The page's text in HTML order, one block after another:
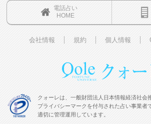
電話占い
HOME
会社情報 規約 個人情報
クォーレは、一般財団法人日本情報経済社会
プライバシーマークを付与された占い事業者
適切に管理運用しています。